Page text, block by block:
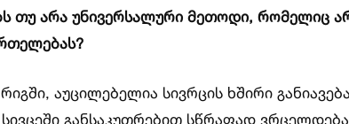
თუ არა უნივერსალური მეთოდი, რომელიც
აუცილებელია სივრცის ხშირი
განსაკუთრებით სწრაფად